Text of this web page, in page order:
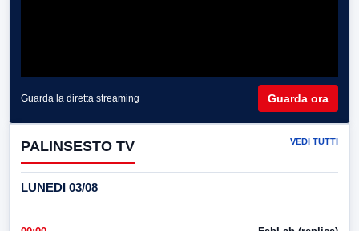
Guarda la diretta streaming Guarda ora
PALINSESTO TV VEDI TUTTI
LUNEDI 03/08